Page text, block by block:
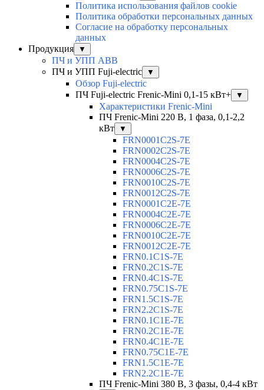
Политика использования файлов cookie
Политика обработки персональных данных
Согласие на обработку персональных
данных
Продукция
▼
ПЧ и УПП ABB
ПЧ и УПП Fuji-electric
▼
Обзор Fuji-electric
ПЧ Fuji-electric Frenic-Mini 0,1-15 кВт+
▼
Характеристики Frenic-Mini
ПЧ Frenic-Mini 220 В, 1 фаза, 0,1-2,2
кВт
▼
FRN0001C2S-7E
FRN0002C2S-7E
FRN0004C2S-7E
FRN0006C2S-7E
FRN0010C2S-7E
FRN0012C2S-7E
FRN0001C2E-7E
FRN0004C2E-7E
FRN0006C2E-7E
FRN0010C2E-7E
FRN0012C2E-7E
FRN0.1C1S-7E
FRN0.2C1S-7E
FRN0.4C1S-7E
FRN0.75C1S-7E
FRN1.5C1S-7E
FRN2.2C1S-7E
FRN0.1C1E-7E
FRN0.2C1E-7E
FRN0.4C1E-7E
FRN0.75C1E-7E
FRN1.5C1E-7E
FRN2.2C1E-7E
ПЧ Frenic-Mini 380 В, 3 фазы, 0,4-4 кВт